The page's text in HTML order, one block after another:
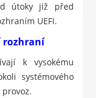
útoky již před
UEFI.
rozhraní
k vysokému
systémového